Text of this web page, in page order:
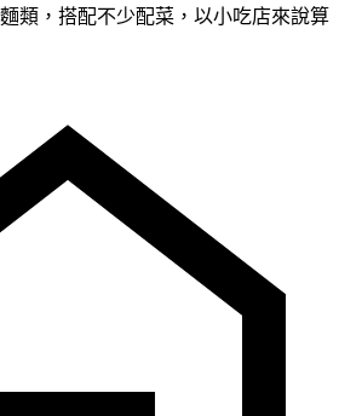
類，搭配不少配菜，以小吃店來說算